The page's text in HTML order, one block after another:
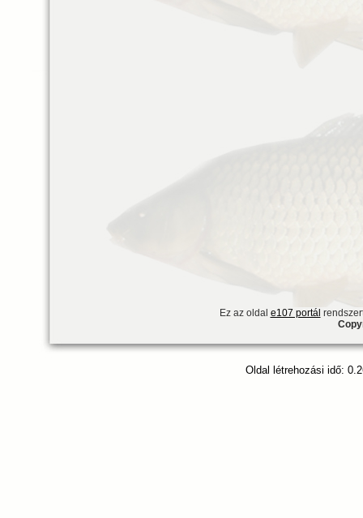
Ez az oldal e107 portál
Oldal létrehozási idő: